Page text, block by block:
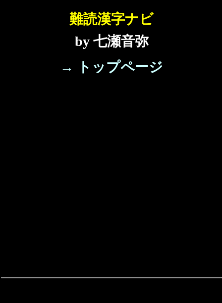
難読漢字ナビ
by 七瀬音弥
→ トップページ